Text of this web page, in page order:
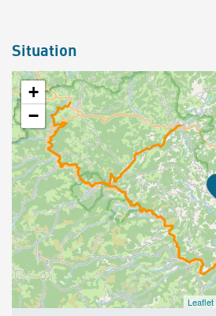
Situation
+
−
Leaflet